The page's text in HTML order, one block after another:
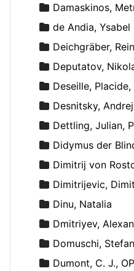
Damaskinos,
de Andia, Ysabel
Deichgräber,
Deputatov,
Deseille,
Desnitsky, Andrej
Dettling, Julian,
Didymus der
Dimitrij von
Dimitrijevic,
Dinu, Natalia
Dmitriyev,
Domuschi,
Dumont, C. J., OP